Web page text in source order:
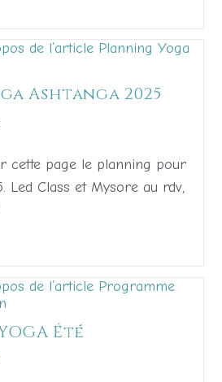
Ashtanga 2025
cette page le planning pour
Led Class et Mysore au rdv,
Été